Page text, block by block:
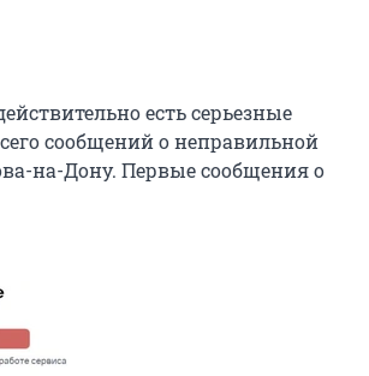
есть серьезные
сообщений о неправильной
на-Дону. Первые сообщения о